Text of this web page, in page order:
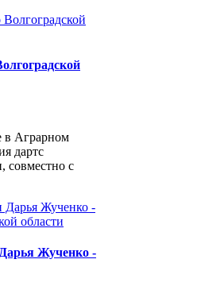
Аграрном
дартс
совместно с
Жученко -